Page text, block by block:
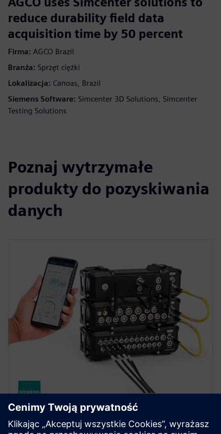
reduce durability field data
acquisition time by 50 percent
Firma: AGCO Brazil
Branża: Sprzęt ciężki
Lokalizacja: Canoas, Brazil
Siemens Software: Simcenter 3D Solutions, Simcenter
Testing Solutions
Poznaj wytrzymałe
produkty do pozyskiwania
danych
SIMCENTER TESTING
Simcenter SCADAS RS hardware